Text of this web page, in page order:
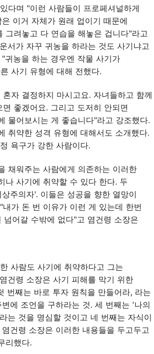
다며 "이런 사람들이 프로페셔널하게
이거 자체가 원래 업이기 때문에
그려놓고 다 연습을 해놓은 겁니다"라고
서가 자꾸 귀농을 하라는 것도 사기냐고
귀농을 하는 경우엔 작물 사기가
사기 유형에 대해 전했다.
자 결정하지 마시고요. 자녀들하고 함께
좋겠어요. 그리고 도저히 안되면
물어보시는 게 좋습니다"라고 강조했다.
취약한 성격 유형에 대해서도 소개했다.
욕구가 강한 사람이다.
채워주는 사람에게 의존하는 이러한
나 사기에 취약할 수 있다 한다. 두
주의자'. 이들은 성공을 향한 열망이
가 돈 번 이유가 이런 게 있는데 한번
넘어갈 수밖에 없다"고 염건령 소장은
사람도 사기에 취약하다고 그는
건령 소장은 사기 피해를 막기 위한
번째는 바로 투자 원칙을 만들어라, 라는
에 조언을 구하라는 것. 세 번째는 '나의
는 것을 명심할 것이고 네 번째는 자식이
건령 소장은 이러한 내용들을 두고두고
리했다.